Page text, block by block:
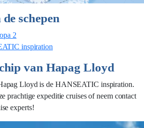
schepen
2
inspiration
van Hapag Lloyd
Lloyd is de HANSEATIC inspiration.
prachtige expeditie cruises of neem contact
experts!